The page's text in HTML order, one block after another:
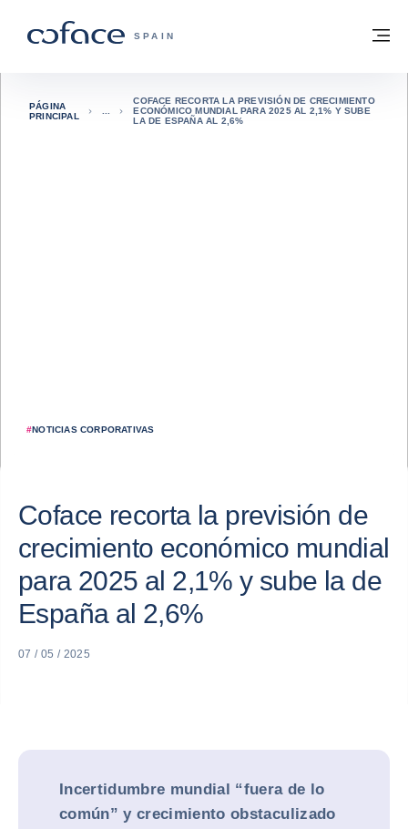
COFACE - FOR TRADE
SPAIN
Volver a la página principal
#NOTICIAS CORPORATIVAS
PÁGINA
PRINCIPAL
COFACE RECORTA LA PREVISIÓN DE CRECIMIENTO
ECONÓMICO MUNDIAL PARA 2025 AL 2,1% Y SUBE
LA DE ESPAÑA AL 2,6%
Coface recorta la previsión de
crecimiento económico mundial
para 2025 al 2,1% y sube la de
España al 2,6%
07 / 05 / 2025
Incertidumbre mundial “fuera de lo
común” y crecimiento obstaculizado